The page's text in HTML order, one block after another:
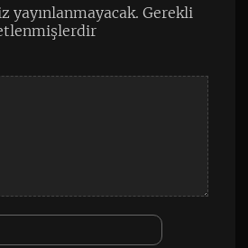
yayınlanmayacak. Gerekli